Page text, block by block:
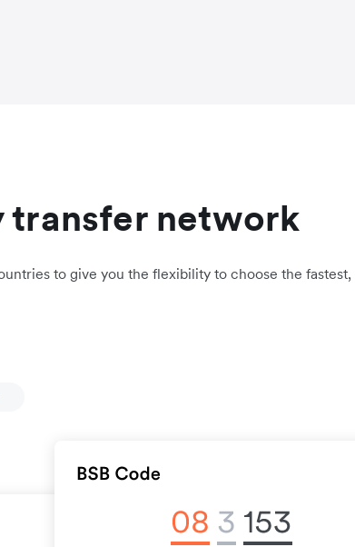
transfer network
to give you the flexibility to choose the